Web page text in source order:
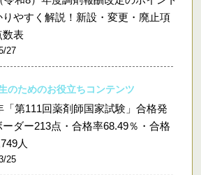
りやすく解説！新設・変更・廃止項
数表
27
のためのお役立ちコンテンツ
「第111回薬剤師国家試験」合格発
ーダー213点・合格率68.49％・合格
人
25